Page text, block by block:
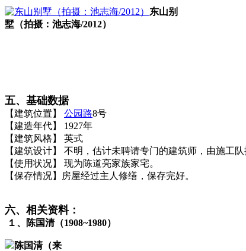
东山别
墅（拍摄：池志海/2012）
五、基础数据
【建筑位置】 公园路8号
【建造年代】 1927年
【建筑风格】 英式
【建筑设计】 不明，估计未聘请专门的建筑师，由施工
【使用状况】 现为陈道亮家族家宅。
【保存情况】房屋经过主人修缮，保存完好。
六、相关资料：
１、陈国清（1908~1980）
陈国清（来